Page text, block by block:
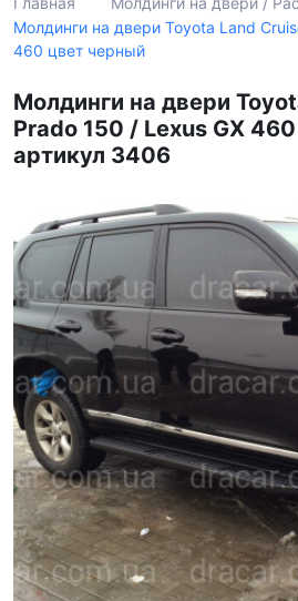
Молдинги на двери Toyota Land
460 цвет черный
Молдинги на двери
Prado 150 / Lexus GX
артикул 3406